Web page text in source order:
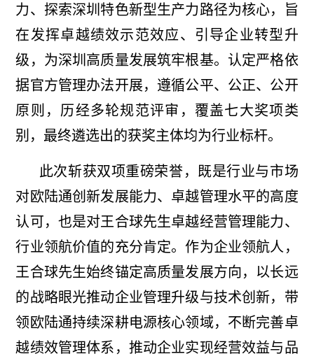
力、探索深圳特色新型生产力路径为核心，旨
在发挥卓越绩效示范效应、引导企业转型升
级，为深圳高质量发展筑牢根基。认定严格依
据官方管理办法开展，遵循公平、公正、公开
原则，历经多轮规范评审，覆盖七大奖项类
别，最终遴选出的获奖主体均为行业标杆。
此次斩获双项重磅荣誉，既是行业与市场
对欧陆通创新发展能力、卓越管理水平的高度
认可，也是对王合球先生卓越经营管理能力、
行业领航价值的充分肯定。作为企业领航人，
王合球先生始终锚定高质量发展方向，以长远
的战略眼光推动企业管理升级与技术创新，带
领欧陆通持续深耕电源核心领域，不断完善卓
越绩效管理体系，推动企业实现经营效益与品